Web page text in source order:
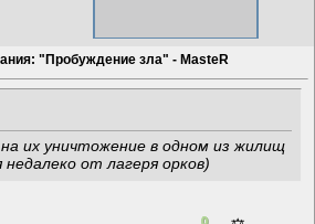
"Пробуждение зла" - MasteR
их уничтожение в одном из жилищ
от лагеря орков)
0